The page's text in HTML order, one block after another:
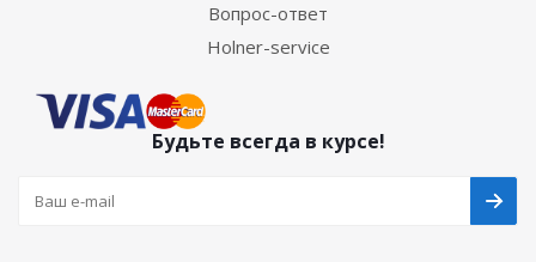
Вопрос-ответ
Holner-service
Будьте всегда в курсе!